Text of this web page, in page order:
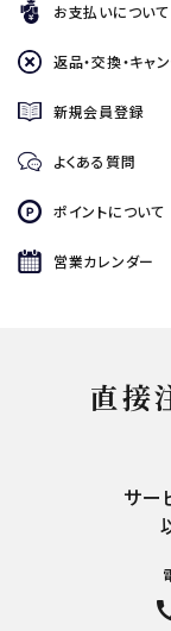
お支払いについて
返品・交換・キャ
新規会員登録
よくある質問
ポイントについて
営業カレンダー
直接
サー